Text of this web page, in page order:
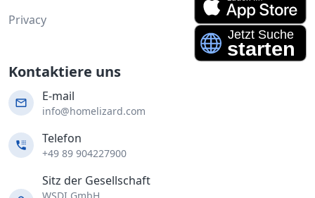
Privacy
Kontaktiere uns
E-mail
info@homelizard.com
Telefon
+49 89 904227900
Sitz der Gesellschaft